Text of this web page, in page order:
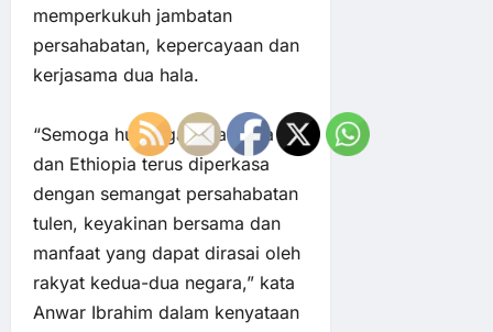
memperkukuh jambatan
persahabatan, kepercayaan dan
kerjasama dua hala.
“Semoga hubungan Malaysia
dan Ethiopia terus diperkasa
dengan semangat persahabatan
tulen, keyakinan bersama dan
manfaat yang dapat dirasai oleh
rakyat kedua-dua negara,” kata
Anwar Ibrahim dalam kenyataan